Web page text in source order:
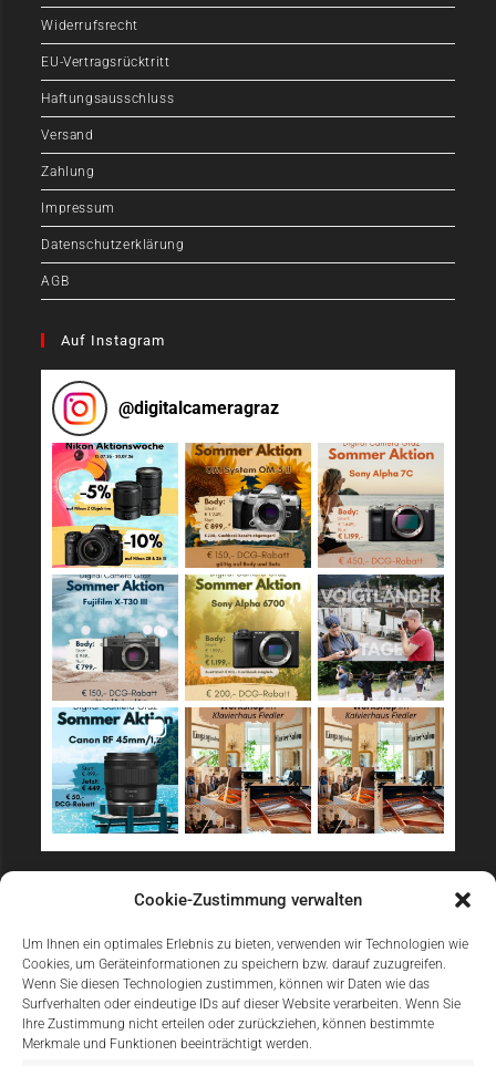
Cookie-Zustimmung verwalten
Um Ihnen ein optimales Erlebnis zu bieten, verwenden wir Technologien wie
Cookies, um Geräteinformationen zu speichern bzw. darauf zuzugreifen.
Wenn Sie diesen Technologien zustimmen, können wir Daten wie das
Surfverhalten oder eindeutige IDs auf dieser Website verarbeiten. Wenn Sie
Ihre Zustimmung nicht erteilen oder zurückziehen, können bestimmte
Merkmale und Funktionen beeinträchtigt werden.
Widerrufsrecht
EU-Vertragsrücktritt
Haftungsausschluss
Versand
Zahlung
Impressum
Datenschutzerklärung
AGB
Auf Instagram
@digitalcameragraz
Sicher Einkaufen